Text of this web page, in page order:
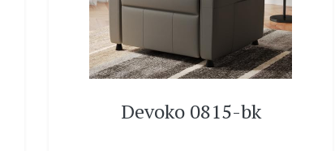
Devoko 0815-bk